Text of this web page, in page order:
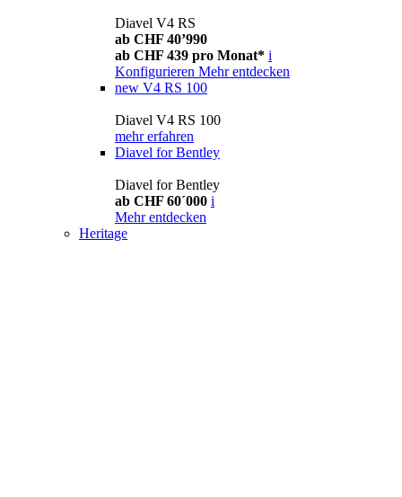
Diavel V4 RS
ab CHF 40’990
ab CHF 439 pro Monat* i
Konfigurieren Mehr entdecken
new V4 RS 100
Diavel V4 RS 100
mehr erfahren
Diavel for Bentley
Diavel for Bentley
ab CHF 60´000 i
Mehr entdecken
Heritage